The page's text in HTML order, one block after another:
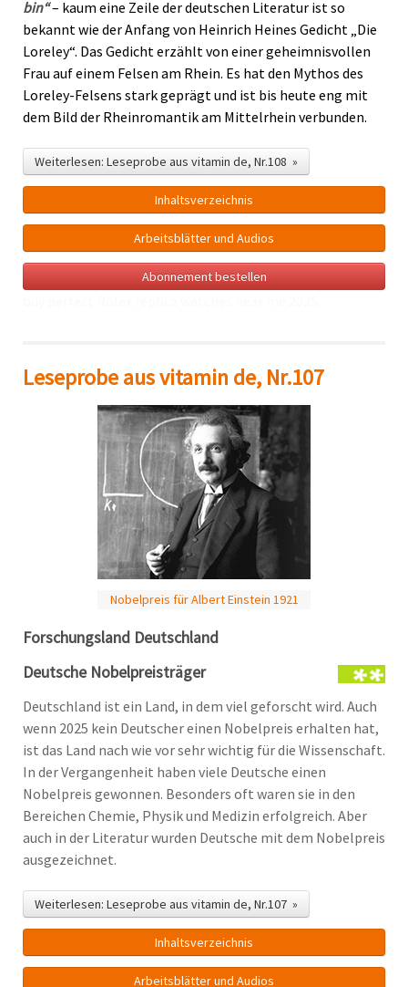
bin“– kaum eine Zeile der deutschen Literatur ist so
bekannt wie der Anfang von Heinrich Heines Gedicht „Die
Loreley“. Das Gedicht erzählt von einer geheimnisvollen
Frau auf einem Felsen am Rhein. Es hat den Mythos des
Loreley-Felsens stark geprägt und ist bis heute eng mit
dem Bild der Rheinromantik am Mittelrhein verbunden.
Weiterlesen: Leseprobe aus vitamin de, Nr.108 »
Inhalts­verzeichnis
Arbeitsblätter und Audios
Abonnement bestellen
Leseprobe aus vitamin de, Nr.107
Nobelpreis für Albert Einstein 1921
Forschungsland Deutschland
Deutsche Nobelpreisträger
Deutschland ist ein Land, in dem viel geforscht wird. Auch
wenn 2025 kein Deutscher einen Nobelpreis erhalten hat,
ist das Land nach wie vor sehr wichtig für die Wissenschaft.
In der Vergangenheit haben viele Deutsche einen
Nobelpreis gewonnen. Besonders oft waren sie in den
Bereichen Chemie, Physik und Medizin erfolgreich. Aber
auch in der Literatur wurden Deutsche mit dem Nobelpreis
ausgezeichnet.
Weiterlesen: Leseprobe aus vitamin de, Nr.107 »
Inhalts­verzeichnis
Arbeitsblätter und Audios